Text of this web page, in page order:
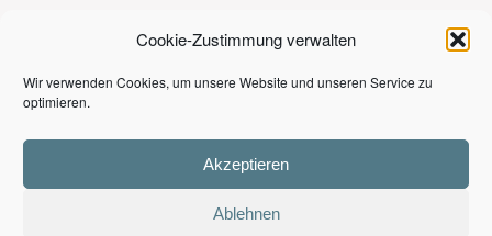
Cookie-Zustimmung verwalten
Wir verwenden Cookies, um unsere Website und unseren Service zu
optimieren.
Akzeptieren
Ablehnen
DATUM
VERANSTALTUNGSORT: